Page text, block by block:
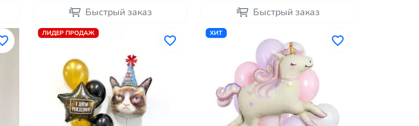
Быстрый заказ Быстрый заказ
ЛИДЕР ПРОДАЖ ХИТ